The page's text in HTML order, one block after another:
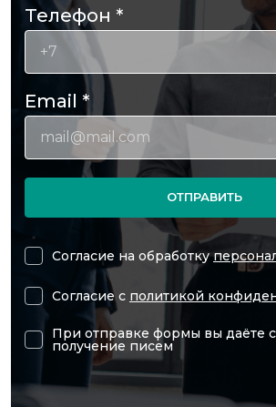
Телефон *
Email *
ОТПРАВИТЬ
Согласие на обработку
Согласие с политикой
При отправке формы вы даёте
получение писем